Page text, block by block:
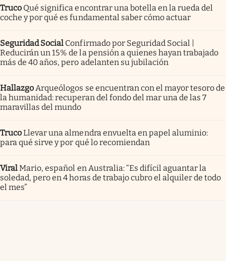
Truco Qué significa encontrar una botella en la rueda del
coche y por qué es fundamental saber cómo actuar
Seguridad Social Confirmado por Seguridad Social |
Reducirán un 15% de la pensión a quienes hayan trabajado
más de 40 años, pero adelanten su jubilación
Hallazgo Arqueólogos se encuentran con el mayor tesoro de
la humanidad: recuperan del fondo del mar una de las 7
maravillas del mundo
TrucoLlevar una almendra envuelta en papel aluminio:
para qué sirve y por qué lo recomiendan
ViralMario, español en Australia: “Es difícil aguantar la
soledad, pero en 4 horas de trabajo cubro el alquiler de todo
el mes”